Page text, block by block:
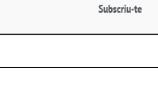
Subscriu-te